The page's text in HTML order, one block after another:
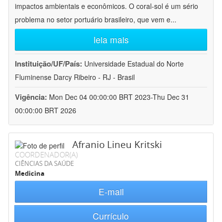
impactos ambientais e econômicos. O coral-sol é um sério
problema no setor portuário brasileiro, que vem e...
leia mais
Instituição/UF/País: Universidade Estadual do Norte
Fluminense Darcy Ribeiro - RJ - Brasil
Vigência: Mon Dec 04 00:00:00 BRT 2023-Thu Dec 31
00:00:00 BRT 2026
Afranio Lineu Kritski
COORDENADOR(A)
CIÊNCIAS DA SAÚDE
Medicina
E-mail
Currículo